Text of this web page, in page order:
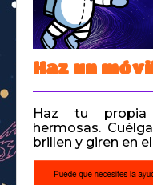
Space Kidz
Haz un
Haz tu propia
hermosas.
brillen y giren en